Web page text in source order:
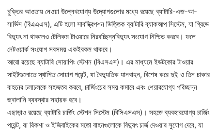
চুক্তির আওতায় নেওয়া উল্লেখযোগ্য উদ্যোগগুলোর মধ্যে রয়েছে ব্যাটারি-এজ-আ-
সার্ভিস (বিএএএস), এটি হলো সাবস্ক্রিপশন ভিত্তিক ব্যাটারি ব্যাকআপ সিস্টেম, যা গ্রিডে
বিদ্যুৎ না থাকলেও টেলিকম টাওয়ারে নিরবচ্ছিন্নবিদ্যুৎ সংযোগ নিশ্চিত করবে। ফলে
নেটওয়ার্ক সংযোগ সবসময় একইরকম থাকবে।
আরো রয়েছে ব্যাটারি সোয়াপিং স্টেশন (বিএসএস)। এর মাধ্যমে ইডটকোর টাওয়ার
সাইটগুলোতে স্থাপিত সোয়াপ পয়েন্ট, যা বৈদ্যুতিক যানবাহন, বিশেষ করে দুই ও তিন চাকার
বাহনের চলাচলকে সহজতর করবে, চার্জিংয়ের সময় কমাবে এবং শেয়ারযোগ্য পরিচ্ছন্ন
জ্বালানি ব্যবস্থার সহায়ক হবে।
এছাড়াও রয়েছে ব্যাটারি চার্জিং স্টেশন সিস্টেম (বিসিএসএস)। সহজে ব্যবহারযোগ্য চার্জিং
পয়েন্ট, যা রিকশা ও ইজিবাইকের মতো বাহনগুলোকে বিদ্যুৎ চার্জ দেওয়ার সুযোগ দেবে, যা